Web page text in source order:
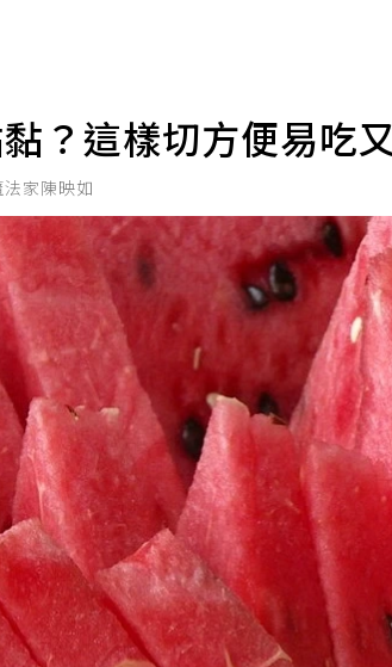
？這樣切方便易吃
家陳映如